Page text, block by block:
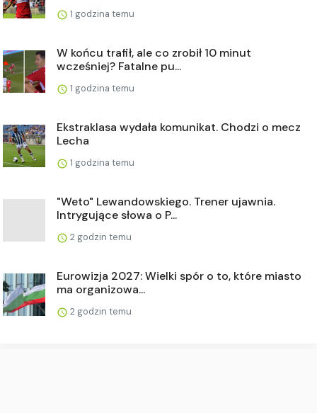
1 godzina temu
W końcu trafił, ale co zrobił 10 minut
wcześniej? Fatalne pu...
1 godzina temu
Ekstraklasa wydała komunikat. Chodzi o mecz
Lecha
1 godzina temu
"Weto" Lewandowskiego. Trener ujawnia.
Intrygujące słowa o P...
2 godzin temu
Eurowizja 2027: Wielki spór o to, które miasto
ma organizowa...
2 godzin temu